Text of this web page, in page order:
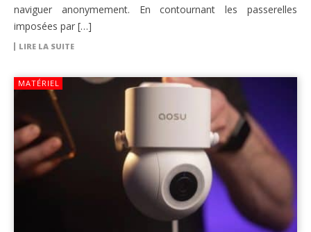
naviguer anonymement. En contournant les passerelles
imposées par […]
LIRE LA SUITE
MATÉRIEL